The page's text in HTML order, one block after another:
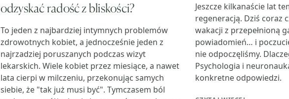
odzyskać radość z bliskości?
To jeden z najbardziej intymnych problemów
zdrowotnych kobiet, a jednocześnie jeden z
najrzadziej poruszanych podczas wizyt
lekarskich. Wiele kobiet przez miesiące, a nawet
lata cierpi w milczeniu, przekonując samych
siebie, że "tak już musi być". Tymczasem ból
Jeszcze kilkanaście lat
regeneracją. Dziś coraz
wakacji z przepełnioną
powiadomień… i
nie odpoczęliśmy.
Psychologia i
konkretne odpowiedzi.